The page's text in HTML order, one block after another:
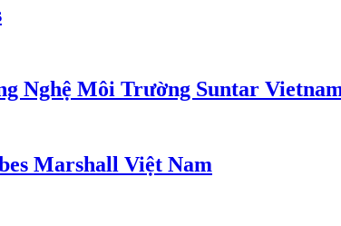
Nghệ Môi Trường Suntar
Marshall Việt Nam